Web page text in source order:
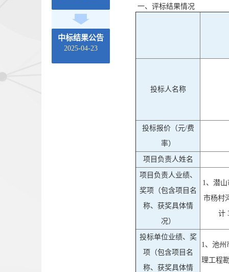
中标结果公告
2025-04-23
一、评标结果情况
投标人名称
投标报价（元/费
率）
项目负责人姓名
项目负责人业绩、
奖项（包含项目名
称、获奖具体情
况）
1、潜
市杨村
计
投标单位业绩、奖
项（包含项目名
称、获奖具体情
1、池州
理工程